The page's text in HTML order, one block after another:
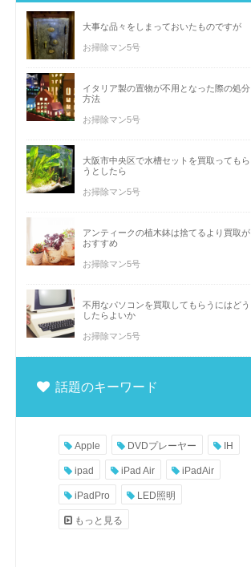
大事な品々をしまっておいたものですが
お掃除マン5号
イタリア製の置物が不用となった際の処分
方法
お掃除マン5号
大阪市中央区で水槽セットを買取ってもら
うとしたら
お掃除マン5号
アンティークの植木鉢は捨てるより買取が
おすすめ
お掃除マン5号
不用なパソコンを買取してもらうにはどう
したらよいか
お掃除マン5号
話題のキーワード
Apple DVDプレーヤー IH
ipad iPad Air iPadAir
iPadPro LED照明
もっと見る